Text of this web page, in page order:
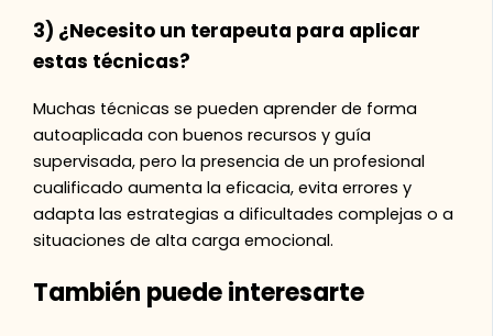
3) ¿Necesito un terapeuta para aplicar
estas técnicas?
Muchas técnicas se pueden aprender de forma
autoaplicada con buenos recursos y guía
supervisada, pero la presencia de un profesional
cualificado aumenta la eficacia, evita errores y
adapta las estrategias a dificultades complejas o a
situaciones de alta carga emocional.
También puede interesarte